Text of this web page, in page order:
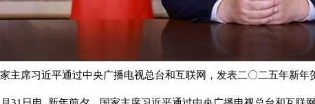
主席习近平通过中央广播电视总台和互联网，发表二〇二五年新年